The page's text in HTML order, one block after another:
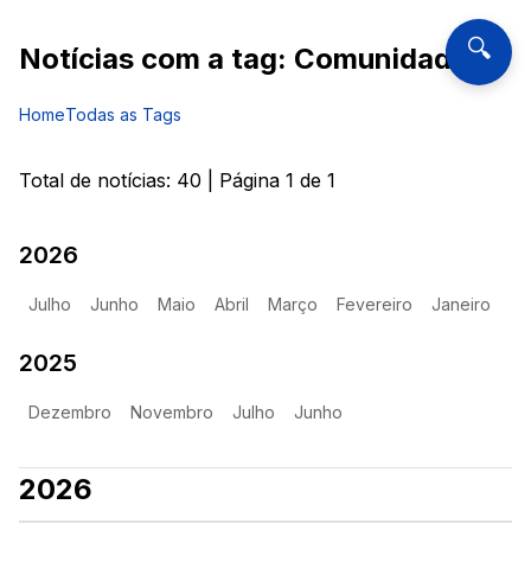
🔍
Notícias com a tag: Comunidades
HomeTodas as Tags
Total de notícias: 40 | Página 1 de 1
2026
Julho Junho Maio Abril Março Fevereiro Janeiro
2025
Dezembro Novembro Julho Junho
2026